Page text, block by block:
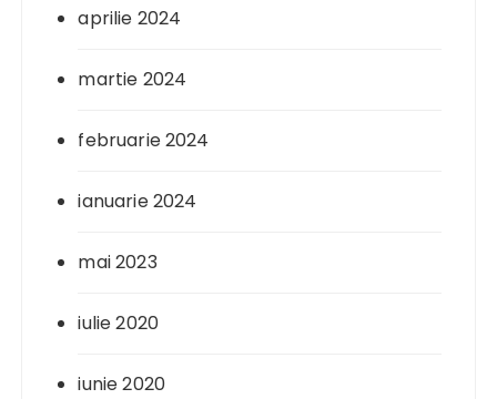
aprilie 2024
martie 2024
februarie 2024
ianuarie 2024
mai 2023
iulie 2020
iunie 2020